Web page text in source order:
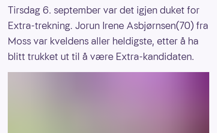
Tirsdag 6. september var det igjen duket for
Extra-trekning. Jorun Irene Asbjørnsen(70) fra
Moss var kveldens aller heldigste, etter å ha
blitt trukket ut til å være Extra-kandidaten.